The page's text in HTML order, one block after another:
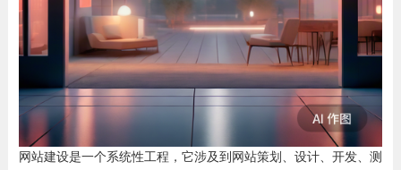
网站建设是一个系统性工程，它涉及到网站策划、设计、开发、测